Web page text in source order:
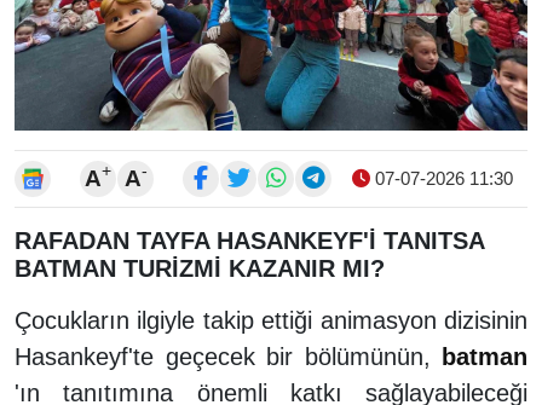
A+ A- 07-07-2026 11:30
RAFADAN TAYFA HASANKEYF'İ TANITSA
BATMAN TURİZMİ KAZANIR MI?
Çocukların ilgiyle takip ettiği animasyon dizisinin
Hasankeyf'te geçecek bir bölümünün,
batman
'ın tanıtımına önemli katkı sağlayabileceği